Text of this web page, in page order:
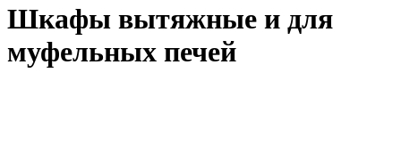
Шкафы вытяжные и для
муфельных печей